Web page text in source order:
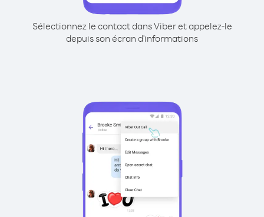
Sélectionnez le contact dans Viber et appelez-le
depuis son écran d'informations